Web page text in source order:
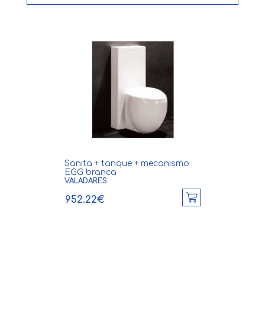
Sanita + tanque + mecanismo
EGG branca
VALADARES
952.22€